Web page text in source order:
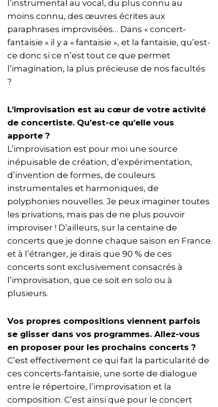
l’instrumental au vocal, du plus connu au
moins connu, des œuvres écrites aux
paraphrases improvisées… Dans « concert-
fantaisie » il y a « fantaisie », et la fantaisie, qu’est-
ce donc si ce n’est tout ce que permet
l’imagination, la plus précieuse de nos facultés
?
L’improvisation est au cœur de votre activité
de concertiste. Qu’est-ce qu’elle vous
apporte ?
L’improvisation est pour moi une source
inépuisable de création, d’expérimentation,
d’invention de formes, de couleurs
instrumentales et harmoniques, de
polyphonies nouvelles. Je peux imaginer toutes
les privations, mais pas de ne plus pouvoir
improviser ! D’ailleurs, sur la centaine de
concerts que je donne chaque saison en France
et à l’étranger, je dirais que 90 % de ces
concerts sont exclusivement consacrés à
l’improvisation, que ce soit en solo ou à
plusieurs.
Vos propres compositions viennent parfois
se glisser dans vos programmes. Allez-vous
en proposer pour les prochains concerts ?
C’est effectivement ce qui fait la particularité de
ces concerts-fantaisie, une sorte de dialogue
entre le répertoire, l’improvisation et la
composition. C’est ainsi que pour le concert